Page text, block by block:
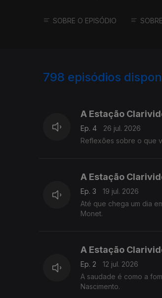
SOBRE O EPISÓDIO
798 episódios
A Estação
Ep. 4
26 jul. 2026
Reflexões sobre o que
A Estação
Ep. 3
19 jul. 2026
Até que chega um dia
Monet.
A Estação
Ep. 2
12 jul. 2026
A saudade é como a
Nascimento.